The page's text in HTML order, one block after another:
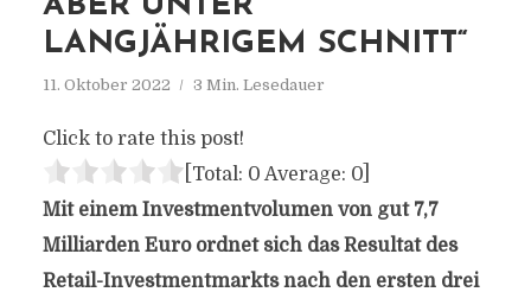
ABER UNTER
LANGJÄHRIGEM SCHNITT“
11. Oktober 2022 3 Min. Lesedauer
Click to rate this post!
[Total: 0 Average: 0]
Mit einem Investmentvolumen von gut 7,7
Milliarden Euro ordnet sich das Resultat des
Retail-Investmentmarkts nach den ersten drei